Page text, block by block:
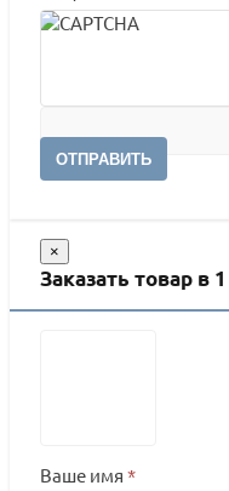
ОТПРАВИТЬ
×
Заказать товар в
Ваше имя *